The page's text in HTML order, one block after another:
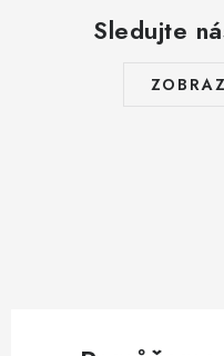
Sledujte